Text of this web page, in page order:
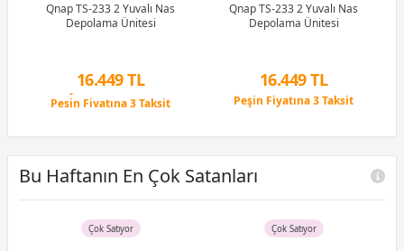
Qnap TS-233 2 Yuvalı Nas
Depolama Ünitesi
16.449 TL
Peşin Fiyatına 3 Taksit
Qnap TS-233 2 Yuvalı Nas
Depolama Ünitesi
16.449 TL
Peşin Fiyatına 3 Taksit
Bu Haftanın En Çok Satanları
Çok Satıyor Çok Satıyor